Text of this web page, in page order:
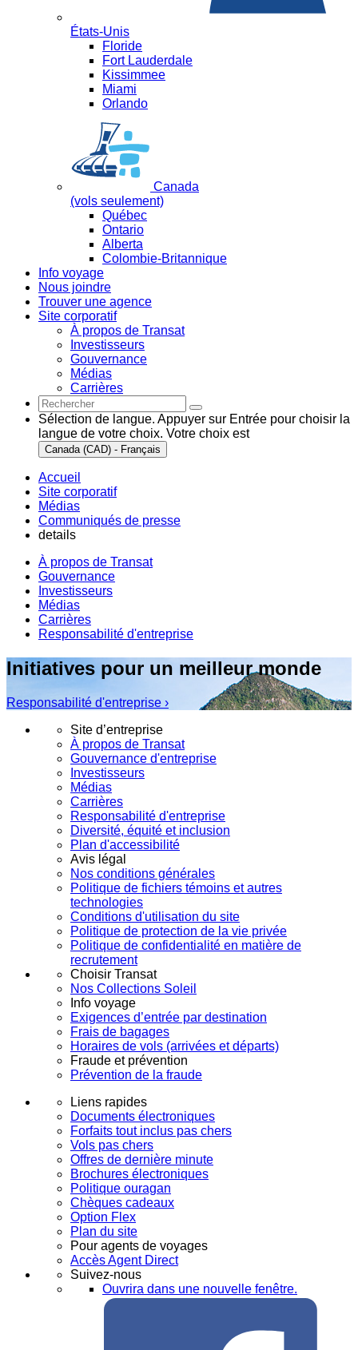
États-Unis
Floride
Fort Lauderdale
Kissimmee
Miami
Orlando
Canada
(vols seulement)
Québec
Ontario
Alberta
Colombie-Britannique
Info voyage
Nous joindre
Trouver une agence
Site corporatif
À propos de Transat
Investisseurs
Gouvernance
Médias
Carrières
Sélection de langue. Appuyer sur Entrée pour choisir la
langue de votre choix. Votre choix est
Canada (CAD) - Français
Accueil
Site corporatif
Médias
Communiqués de presse
details
À propos de Transat
Gouvernance
Investisseurs
Médias
Carrières
Responsabilité d'entreprise
Initiatives pour un meilleur monde
Responsabilité d'entreprise ›
Site d’entreprise
À propos de Transat
Gouvernance d'entreprise
Investisseurs
Médias
Carrières
Responsabilité d'entreprise
Diversité, équité et inclusion
Plan d'accessibilité
Avis légal
Nos conditions générales
Politique de fichiers témoins et autres
technologies
Conditions d'utilisation du site
Politique de protection de la vie privée
Politique de confidentialité en matière de
recrutement
Choisir Transat
Nos Collections Soleil
Info voyage
Exigences d’entrée par destination
Frais de bagages
Horaires de vols (arrivées et départs)
Fraude et prévention
Prévention de la fraude
Liens rapides
Documents électroniques
Forfaits tout inclus pas chers
Vols pas chers
Offres de dernière minute
Brochures électroniques
Politique ouragan
Chèques cadeaux
Option Flex
Plan du site
Pour agents de voyages
Accès Agent Direct
Suivez-nous
Ouvrira dans une nouvelle fenêtre.